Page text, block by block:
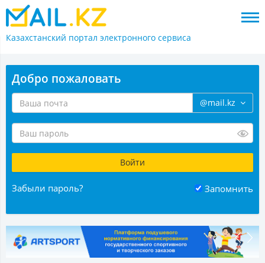
Казахстанский портал электронного сервиса
Добро пожаловать
@mail.kz
Забыли пароль? Запомнить